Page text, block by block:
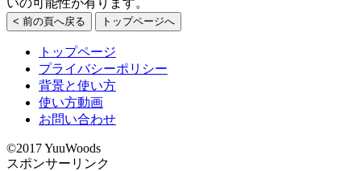
いの可能性が有ります。
< 前の頁へ戻る トップページへ
トップページ
プライバシーポリシー
背景と使い方
使い方動画
お問い合わせ
©2017 YuuWoods
スポンサーリンク